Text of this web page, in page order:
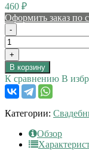
460 ₽
Оформить заказ по
-
+
В корзину
К сравнению В
Категории:
Обзор